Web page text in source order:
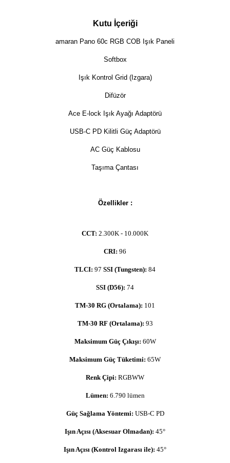
Kutu İçeriği
amaran Pano 60c RGB COB Işık Paneli
Softbox
Işık Kontrol Grid (Izgara)
Difüzör
Ace E-lock Işık Ayağı Adaptörü
USB-C PD Kilitli Güç Adaptörü
AC Güç Kablosu
Taşıma Çantası
Özellikler :
CCT: 2.300K - 10.000K
CRI: 96
TLCI: 97 SSI (Tungsten): 84
SSI (D56): 74
TM-30 RG (Ortalama): 101
TM-30 RF (Ortalama): 93
Maksimum Güç Çıkışı: 60W
Maksimum Güç Tüketimi: 65W
Renk Çipi: RGBWW
Lümen: 6.790 lümen
Güç Sağlama Yöntemi: USB-C PD
Işın Açısı (Aksesuar Olmadan): 45°
Işın Açısı (Kontrol Izgarası ile): 45°